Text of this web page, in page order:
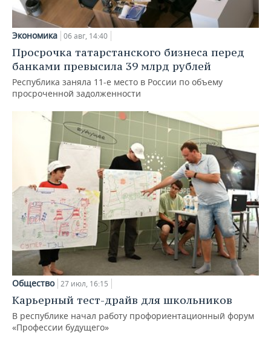
Экономика 06 авг, 14:40
Просрочка татарстанского бизнеса перед
банками превысила 39 млрд рублей
Республика заняла 11-е место в России по объему
просроченной задолженности
Общество 27 июл, 16:15
Карьерный тест-драйв для школьников
В республике начал работу профориентационный форум
«Профессии будущего»